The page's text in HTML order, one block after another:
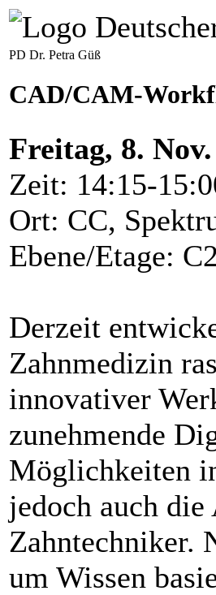
PD Dr. Petra Güß
CAD/CAM-
Freitag, 8. Nov.
Zeit: 14:15-
Ort: CC,
Ebene/Etage: C2
Derzeit
Zahnmedizin
innovativer
zunehmende
Möglichkeiten
jedoch auch
Zahntechniker.
um Wissen